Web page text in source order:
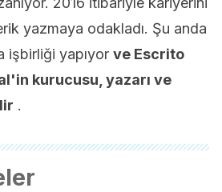
yazmaya odakladı. Şu anda
işbirliği yapıyor ve Escrito
kurucusu, yazarı ve
.